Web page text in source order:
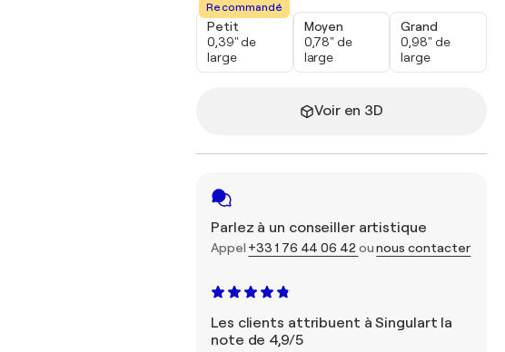
Recommandé
Petit
0,39" de
large
Moyen
0,78" de
large
Grand
0,98" de
large
Voir en 3D
Parlez à un conseiller artistique
Appel +33 1 76 44 06 42 ounous contacter
Les clients attribuent à Singulart la
note de 4,9/5